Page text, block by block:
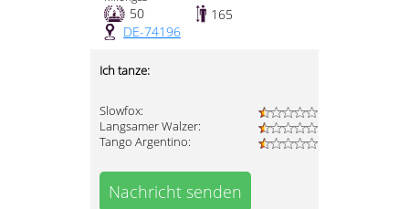
50
165
DE-74196
Ich tanze:
Slowfox:
Langsamer Walzer:
Tango Argentino:
Nachricht senden